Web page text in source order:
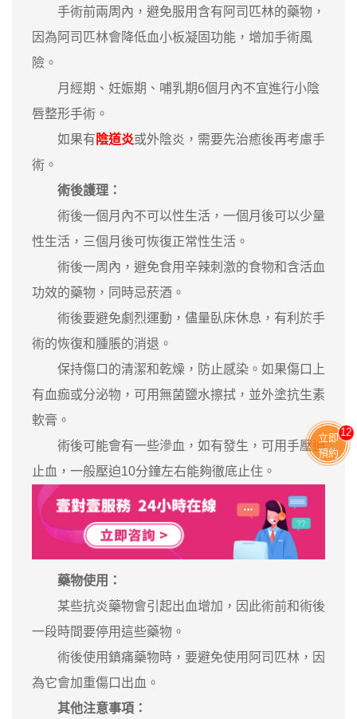
手術前兩周內，避免服用含有阿司匹林的藥物，
因為阿司匹林會降低血小板凝固功能，增加手術風
險。
月經期、妊娠期、哺乳期6個月內不宜進行小陰
唇整形手術。
如果有 陰道炎或外陰炎，需要先治癒後再考慮手
術。
術後護理：
術後一個月內不可以性生活，一個月後可以少量
性生活，三個月後可恢復正常性生活。
術後一周內，避免食用辛辣刺激的食物和含活血
功效的藥物，同時忌菸酒。
術後要避免劇烈運動，儘量臥床休息，有利於手
術的恢復和腫脹的消退。
保持傷口的清潔和乾燥，防止感染。如果傷口上
有血痂或分泌物，可用無菌鹽水擦拭，並外塗抗生素
軟膏。
術後可能會有一些滲血，如有發生，可用手壓迫
止血，一般壓迫10分鐘左右能夠徹底止住。
藥物使用：
某些抗炎藥物會引起出血增加，因此術前和術後
一段時間要停用這些藥物。
術後使用鎮痛藥物時，要避免使用阿司匹林，因
為它會加重傷口出血。
其他注意事項：
立即
預約
13